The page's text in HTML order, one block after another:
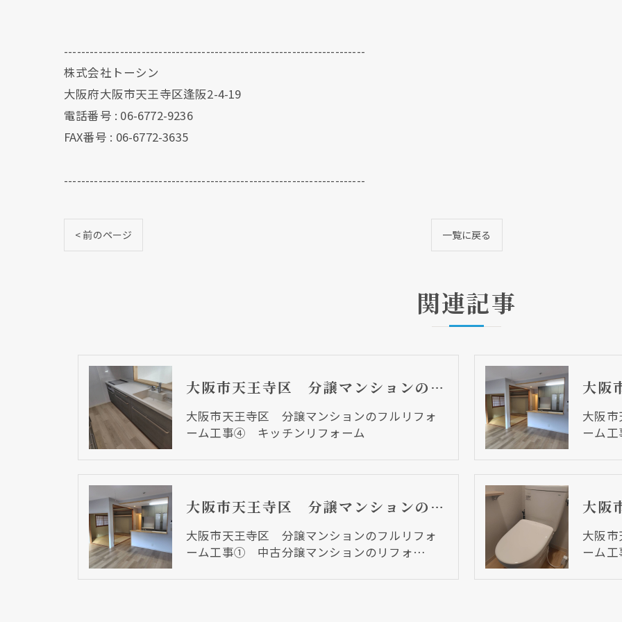
----------------------------------------------------------------------
株式会社トーシン
大阪府大阪市天王寺区逢阪2-4-19
電話番号 : 06-6772-9236
FAX番号 : 06-6772-3635
----------------------------------------------------------------------
< 前のページ 一覧に戻る
関連記事
大阪市天王寺区 分譲マンションのフルリフォーム工事④ キッチンリフォーム
大阪市天王寺区 分譲マンションのフルリフォ
ーム工事④ キッチンリフォーム
大阪
ーム
大阪市天王寺区 分譲マンションのフルリフォーム工事① 中古分譲マンションのリフォーム
大阪市天王寺区 分譲マンションのフルリフォ
ーム工事① 中古分譲マンションのリフォ…
大阪
ーム